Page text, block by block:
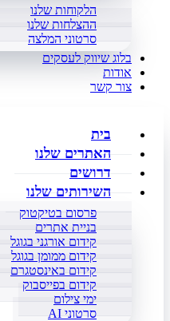
הלקוחות שלנו
ההצלחות שלנו
סרטוני המלצה
בלוג שיווק לעסקים
אודות
צור קשר
בית
האתרים שלנו
דרושים
השירותים שלנו
פרסום בטיקטוק
בניית אתרים
קידום אורגני בגוגל
קידום ממומן בגוגל
קידום באינסטגרם
קידום בפייסבוק
ימי צילום
סרטוני AI